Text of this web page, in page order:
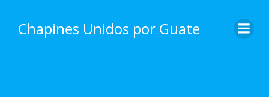
content
Chapines Unidos por Guate